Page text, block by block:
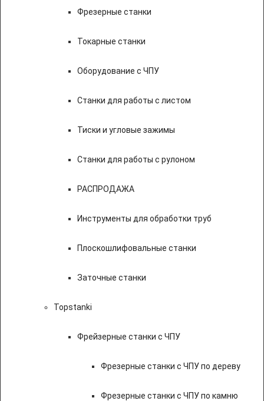
Фрезерные станки
Токарные станки
Оборудование с ЧПУ
Станки для работы с листом
Тиски и угловые зажимы
Станки для работы с рулоном
РАСПРОДАЖА
Инструменты для обработки труб
Плоскошлифовальные станки
Заточные станки
Topstanki
Фрейзерные станки с ЧПУ
Фрезерные станки с ЧПУ по дереву
Фрезерные станки с ЧПУ по камню